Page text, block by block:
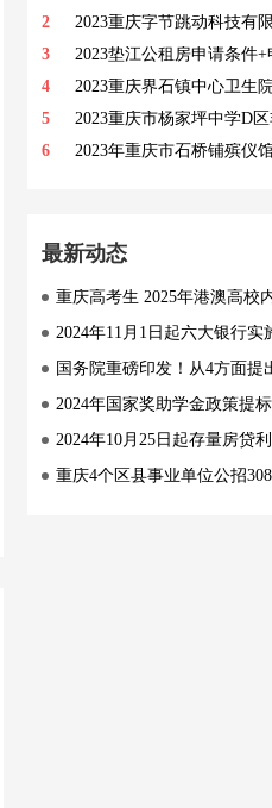
2
3
4
5
6
最新动态